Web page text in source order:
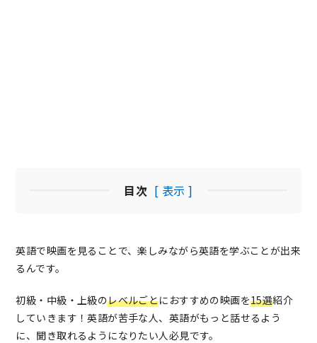
目次 [ 表示 ]
英語で映画を見ることで、楽しみながら英語を学ぶことが出来
るんです。
初級・中級・上級のレベルごとにおすすめの映画を15選紹介
していきます！英語が苦手な人、英語がもっと話せるよう
に、聞き取れるようになりたい人必見です。